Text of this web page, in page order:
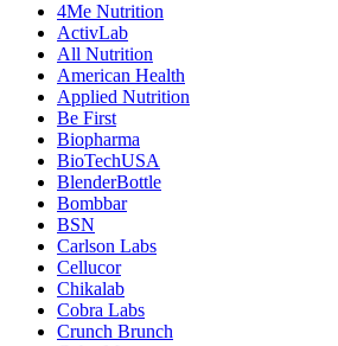
4Me Nutrition
ActivLab
All Nutrition
American Health
Applied Nutrition
Be First
Biopharma
BioTechUSA
BlenderBottle
Bombbar
BSN
Carlson Labs
Cellucor
Chikalab
Cobra Labs
Crunch Brunch